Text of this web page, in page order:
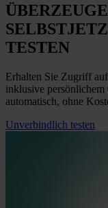
SELBST
TESTEN
Erhalten Sie Zugriff
inklusive persönlichem
automatisch, ohne
Unverbindlich testen